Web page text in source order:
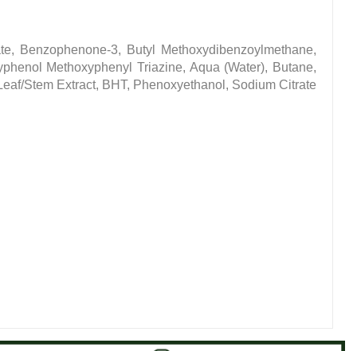
Benzophenone-3, Butyl Methoxydibenzoylmethane,
Methoxyphenyl Triazine, Aqua (Water), Butane,
Stem Extract, BHT, Phenoxyethanol, Sodium Citrate